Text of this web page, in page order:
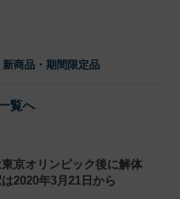
新商品・期間限定品
覧へ
京オリンピック後に解体
2020年3月21日から